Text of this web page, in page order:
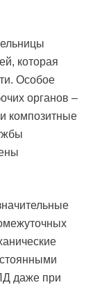
которая
Особое
органов –
композитные
даже при